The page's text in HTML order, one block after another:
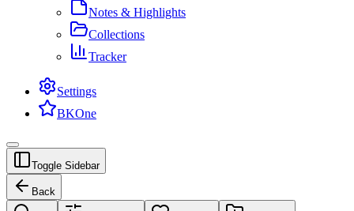
Notes & Highlights
Collections
Tracker
Settings
BKOne
Toggle Sidebar
Back